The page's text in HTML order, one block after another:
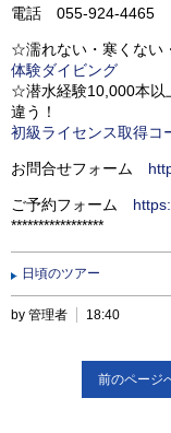
電話 055-924-4465
☆濡れない・寒くない
体験ダイビング
☆潜水経験10,000本以
違う！
初級ライセンス取得コ
お問合せフォーム
ご予約フォーム
*****************
日頃のツアー
by 管理者 18:40
前のページ